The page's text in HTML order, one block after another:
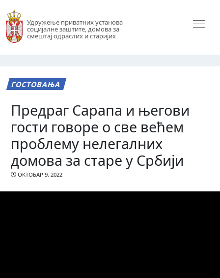
Удружење приватних установа
социјалне заштите, домова за
смештај одраслих и старијих
ГОСТОВАЊА
Предраг Сарапа и његови
гости говоре о све већем
проблему нелегалних
домова за старе у Србији
ОКТОБАР 9, 2022